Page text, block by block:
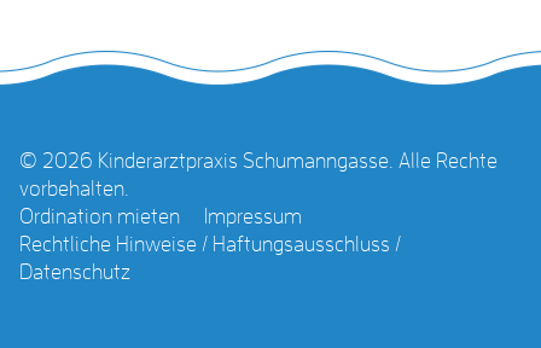
© 2026 Kinderarztpraxis Schumanngasse. Alle Rechte
vorbehalten.
Ordination mieten
Impressum
Rechtliche Hinweise / Haftungsausschluss /
Datenschutz